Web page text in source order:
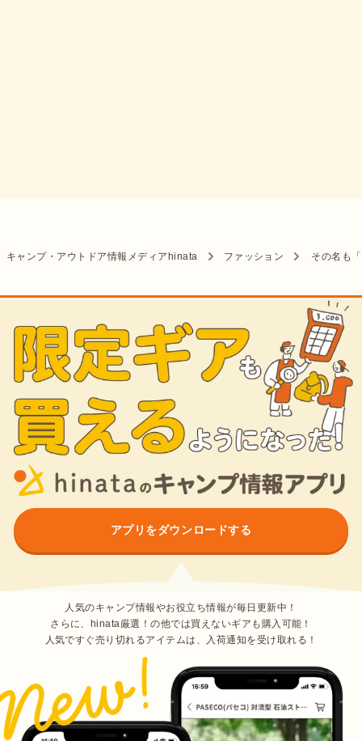
キャンプ・アウトドア情報メディアhinata ファッション その名も
アプリをダウンロードする
人気のキャンプ情報やお役立ち情報が毎日更新中！
さらに、hinata厳選！の他では買えないギアも購入可能！
人気ですぐ売り切れるアイテムは、入荷通知を受け取れる！